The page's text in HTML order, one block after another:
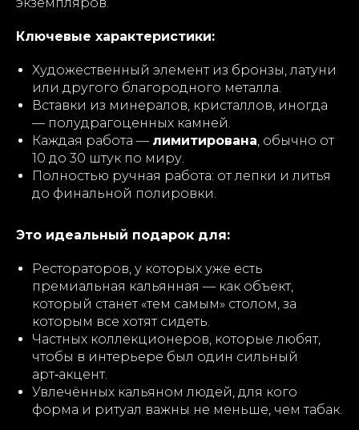
Ключевые характеристики:
Художественный элемент из бронзы, латуни
или другого благородного металла.
Вставки из минералов, кристаллов, иногда
— полудрагоценных камней.
Каждая работа — лимитирована , обычно от
10 до 30 штук по миру.
Полностью ручная работа: от лепки и литья
до финальной полировки.
Это идеальный подарок для:
Рестораторов, у которых уже есть
премиальная кальянная — как объект,
который станет «тем самым» столом, за
которым все хотят сидеть.
Частных коллекционеров, которые любят,
чтобы в интерьере был один сильный
арт‑акцент.
Увлечённых кальяном людей, для кого
форма и ритуал важны не меньше, чем табак.